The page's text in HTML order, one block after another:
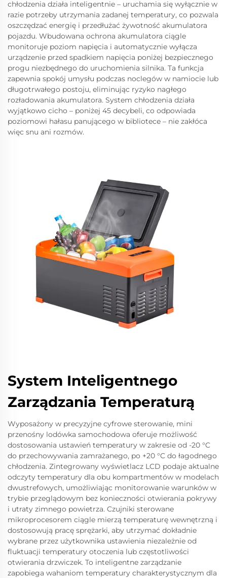
chłodzenia działa inteligentnie – uruchamia się wyłącznie w
razie potrzeby utrzymania zadanej temperatury, co pozwala
oszczędzać energię i przedłużać żywotność akumulatora
pojazdu. Wbudowana ochrona akumulatora ciągle
monitoruje poziom napięcia i automatycznie wyłącza
urządzenie przed spadkiem napięcia poniżej bezpiecznego
progu niezbędnego do uruchomienia silnika. Ta funkcja
zapewnia spokój umysłu podczas noclegów w namiocie lub
długotrwałego postoju, eliminując ryzyko nagłego
rozładowania akumulatora. System chłodzenia działa
wyjątkowo cicho – poniżej 45 decybeli, co odpowiada
poziomowi hałasu panującego w bibliotece – nie zakłóca
więc snu ani rozmów.
System Inteligentnego
Zarządzania Temperaturą
Wyposażony w precyzyjne cyfrowe sterowanie, mini
przenośny lodówka samochodowa oferuje możliwość
dostosowania ustawień temperatury w zakresie od -20 °C
do przechowywania zamrażanego, po +20 °C do łagodnego
chłodzenia. Zintegrowany wyświetlacz LCD podaje aktualne
odczyty temperatury dla obu kompartmentów w modelach
dwustrefowych, umożliwiając monitorowanie warunków w
trybie przeglądowym bez konieczności otwierania pokrywy
i utraty zimnego powietrza. Czujniki sterowane
mikroprocesorem ciągle mierzą temperaturę wewnętrzną i
dostosowują pracę sprężarki, aby utrzymać dokładnie
wybrane przez użytkownika ustawienia niezależnie od
fluktuacji temperatury otoczenia lub częstotliwości
otwierania drzwiczek. To inteligentne zarządzanie
zapobiega wahaniom temperatury charakterystycznym dla